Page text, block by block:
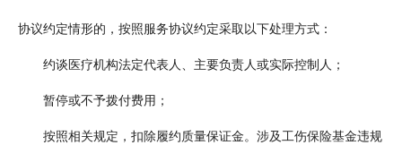
协议约定情形的，按照服务协议约定采取以下处理方式：
约谈医疗机构法定代表人、主要负责人或实际控制人；
暂停或不予拨付费用；
按照相关规定，扣除履约质量保证金。涉及工伤保险基金违规